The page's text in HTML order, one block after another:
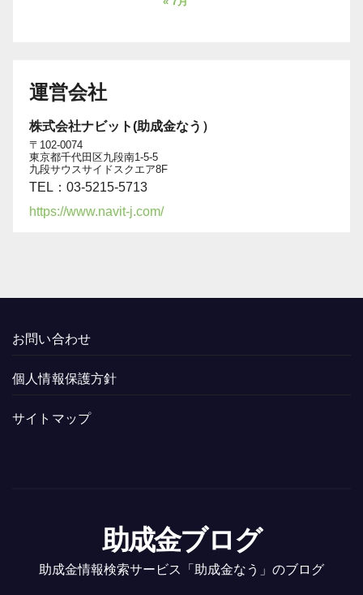
運営会社
株式会社ナビット(助成金なう）
〒102-0074
東京都千代田区九段南1-5-5
九段サウスサイドスクエア8F
TEL：03-5215-5713
https://www.navit-j.com/
お問い合わせ
個人情報保護方針
サイトマップ
助成金ブログ
助成金情報検索サービス「助成金なう」のブログ